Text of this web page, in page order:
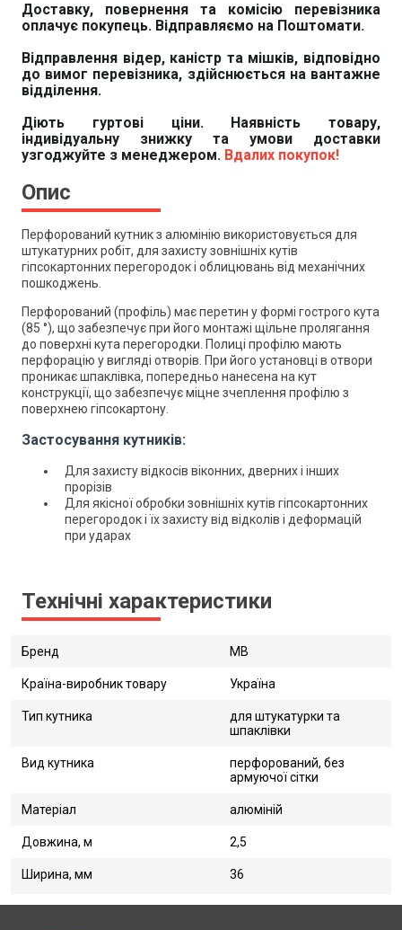
Доставку, повернення та комісію перевізника
оплачує покупець. Відправляємо на Поштомати.
Відправлення відер, каністр та мішків, відповідно
до вимог перевізника, здійснюється на вантажне
відділення.
Діють гуртові ціни. Наявність товару,
індивідуальну знижку та умови доставки
узгоджуйте з менеджером. Вдалих покупок!
Опис
Перфорований кутник з алюмінію використовується для
штукатурних робіт, для захисту зовнішніх кутів
гіпсокартонних перегородок і облицювань від механічних
пошкоджень.
Перфорований (профіль) має перетин у формі гострого кута
(85 °), що забезпечує при його монтажі щільне пролягання
до поверхні кута перегородки. Полиці профілю мають
перфорацію у вигляді отворів. При його установці в отвори
проникає шпаклівка, попередньо нанесена на кут
конструкції, що забезпечує міцне зчеплення профілю з
поверхнею гіпсокартону.
Застосування кутників:
Для захисту відкосів віконних, дверних і інших
прорізів
Для якісної обробки зовнішніх кутів гіпсокартонних
перегородок і їх захисту від відколів і деформацій
при ударах
Технічні характеристики
Бренд MB
Країна-виробник товару Україна
Тип кутника
для штукатурки та
шпаклівки
Вид кутника
перфорований, без
армуючої сітки
Матеріал алюміній
Довжина, м 2,5
Ширина, мм 36